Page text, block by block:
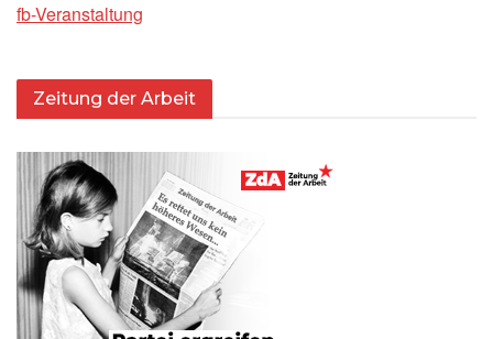
fb-Veranstaltung
Zeitung der Arbeit